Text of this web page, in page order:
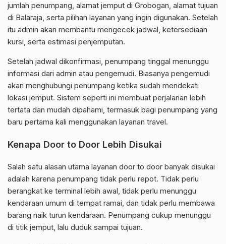
jumlah penumpang, alamat jemput di Grobogan, alamat tujuan
di Balaraja, serta pilihan layanan yang ingin digunakan. Setelah
itu admin akan membantu mengecek jadwal, ketersediaan
kursi, serta estimasi penjemputan.
Setelah jadwal dikonfirmasi, penumpang tinggal menunggu
informasi dari admin atau pengemudi. Biasanya pengemudi
akan menghubungi penumpang ketika sudah mendekati
lokasi jemput. Sistem seperti ini membuat perjalanan lebih
tertata dan mudah dipahami, termasuk bagi penumpang yang
baru pertama kali menggunakan layanan travel.
Kenapa Door to Door Lebih Disukai
Salah satu alasan utama layanan door to door banyak disukai
adalah karena penumpang tidak perlu repot. Tidak perlu
berangkat ke terminal lebih awal, tidak perlu menunggu
kendaraan umum di tempat ramai, dan tidak perlu membawa
barang naik turun kendaraan. Penumpang cukup menunggu
di titik jemput, lalu duduk sampai tujuan.